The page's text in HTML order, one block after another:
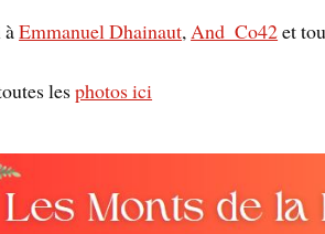
àEmmanuel Dhainaut,And_Co42et
lesphotos ici